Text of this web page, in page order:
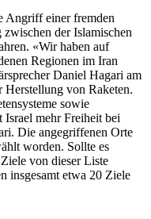
Angriff einer fremden
der Islamischen
«Wir haben auf
Regionen im Iran
Daniel Hagari am
Herstellung von Raketen.
sowie
Israel mehr Freiheit bei
Die angegriffenen Orte
worden. Sollte es
von dieser Liste
insgesamt etwa 20 Ziele